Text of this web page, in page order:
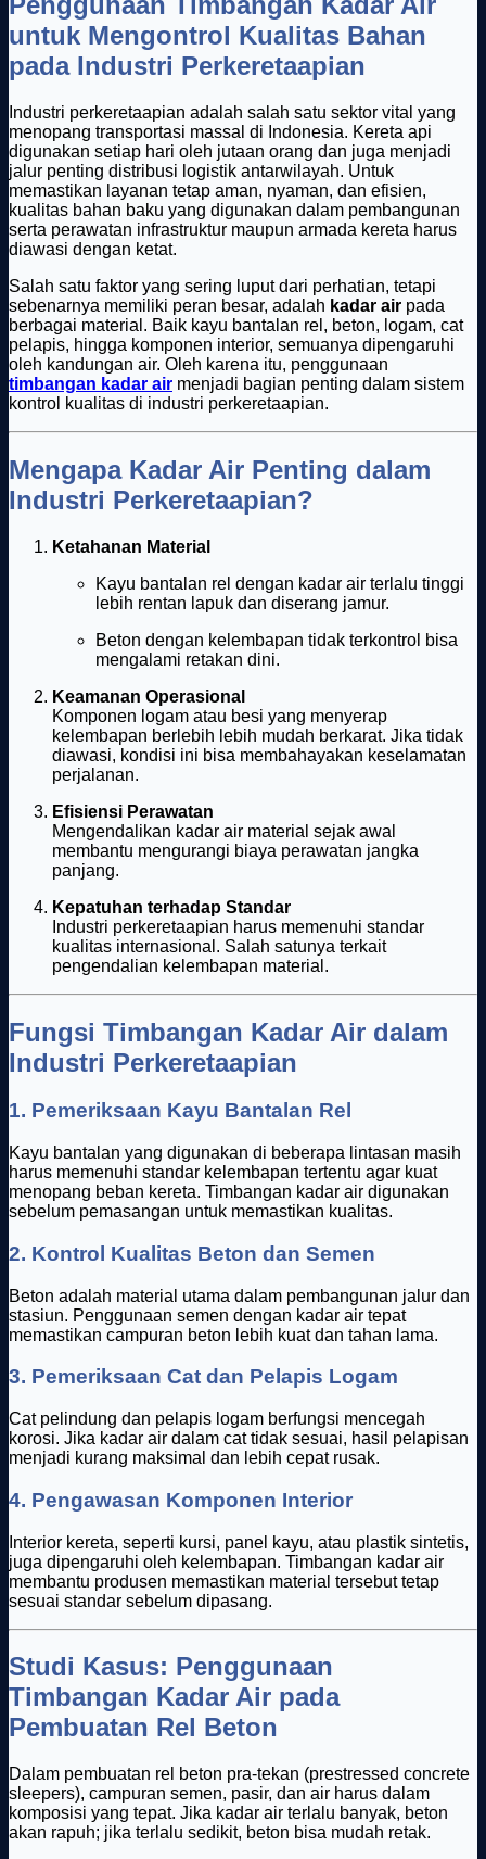
untuk Mengontrol Kualitas Bahan
pada Industri Perkeretaapian
Industri perkeretaapian adalah salah satu sektor vital yang
menopang transportasi massal di Indonesia. Kereta api
digunakan setiap hari oleh jutaan orang dan juga menjadi
jalur penting distribusi logistik antarwilayah. Untuk
memastikan layanan tetap aman, nyaman, dan efisien,
kualitas bahan baku yang digunakan dalam pembangunan
serta perawatan infrastruktur maupun armada kereta harus
diawasi dengan ketat.
Salah satu faktor yang sering luput dari perhatian, tetapi
sebenarnya memiliki peran besar, adalah kadar air pada
berbagai material. Baik kayu bantalan rel, beton, logam, cat
pelapis, hingga komponen interior, semuanya dipengaruhi
oleh kandungan air. Oleh karena itu, penggunaan
timbangan kadar air menjadi bagian penting dalam sistem
kontrol kualitas di industri perkeretaapian.
Mengapa Kadar Air Penting dalam
Industri Perkeretaapian?
Ketahanan Material
Kayu bantalan rel dengan kadar air terlalu tinggi
lebih rentan lapuk dan diserang jamur.
Beton dengan kelembapan tidak terkontrol bisa
mengalami retakan dini.
Keamanan Operasional
Komponen logam atau besi yang menyerap
kelembapan berlebih lebih mudah berkarat. Jika tidak
diawasi, kondisi ini bisa membahayakan keselamatan
perjalanan.
Efisiensi Perawatan
Mengendalikan kadar air material sejak awal
membantu mengurangi biaya perawatan jangka
panjang.
Kepatuhan terhadap Standar
Industri perkeretaapian harus memenuhi standar
kualitas internasional. Salah satunya terkait
pengendalian kelembapan material.
Fungsi Timbangan Kadar Air dalam
Industri Perkeretaapian
1. Pemeriksaan Kayu Bantalan Rel
Kayu bantalan yang digunakan di beberapa lintasan masih
harus memenuhi standar kelembapan tertentu agar kuat
menopang beban kereta. Timbangan kadar air digunakan
sebelum pemasangan untuk memastikan kualitas.
2. Kontrol Kualitas Beton dan Semen
Beton adalah material utama dalam pembangunan jalur dan
stasiun. Penggunaan semen dengan kadar air tepat
memastikan campuran beton lebih kuat dan tahan lama.
3. Pemeriksaan Cat dan Pelapis Logam
Cat pelindung dan pelapis logam berfungsi mencegah
korosi. Jika kadar air dalam cat tidak sesuai, hasil pelapisan
menjadi kurang maksimal dan lebih cepat rusak.
4. Pengawasan Komponen Interior
Interior kereta, seperti kursi, panel kayu, atau plastik sintetis,
juga dipengaruhi oleh kelembapan. Timbangan kadar air
membantu produsen memastikan material tersebut tetap
sesuai standar sebelum dipasang.
Studi Kasus: Penggunaan
Timbangan Kadar Air pada
Pembuatan Rel Beton
Dalam pembuatan rel beton pra-tekan (prestressed concrete
sleepers), campuran semen, pasir, dan air harus dalam
komposisi yang tepat. Jika kadar air terlalu banyak, beton
akan rapuh; jika terlalu sedikit, beton bisa mudah retak.